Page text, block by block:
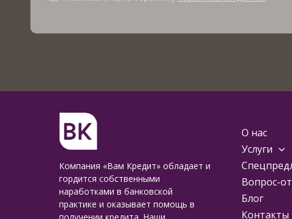
Компания «Вам Кредит» обладает и
гордится собственными
наработками в банковской
практике и оказывает помощь в
О нас
Услуги
Вопрос-
Блог
Контакты